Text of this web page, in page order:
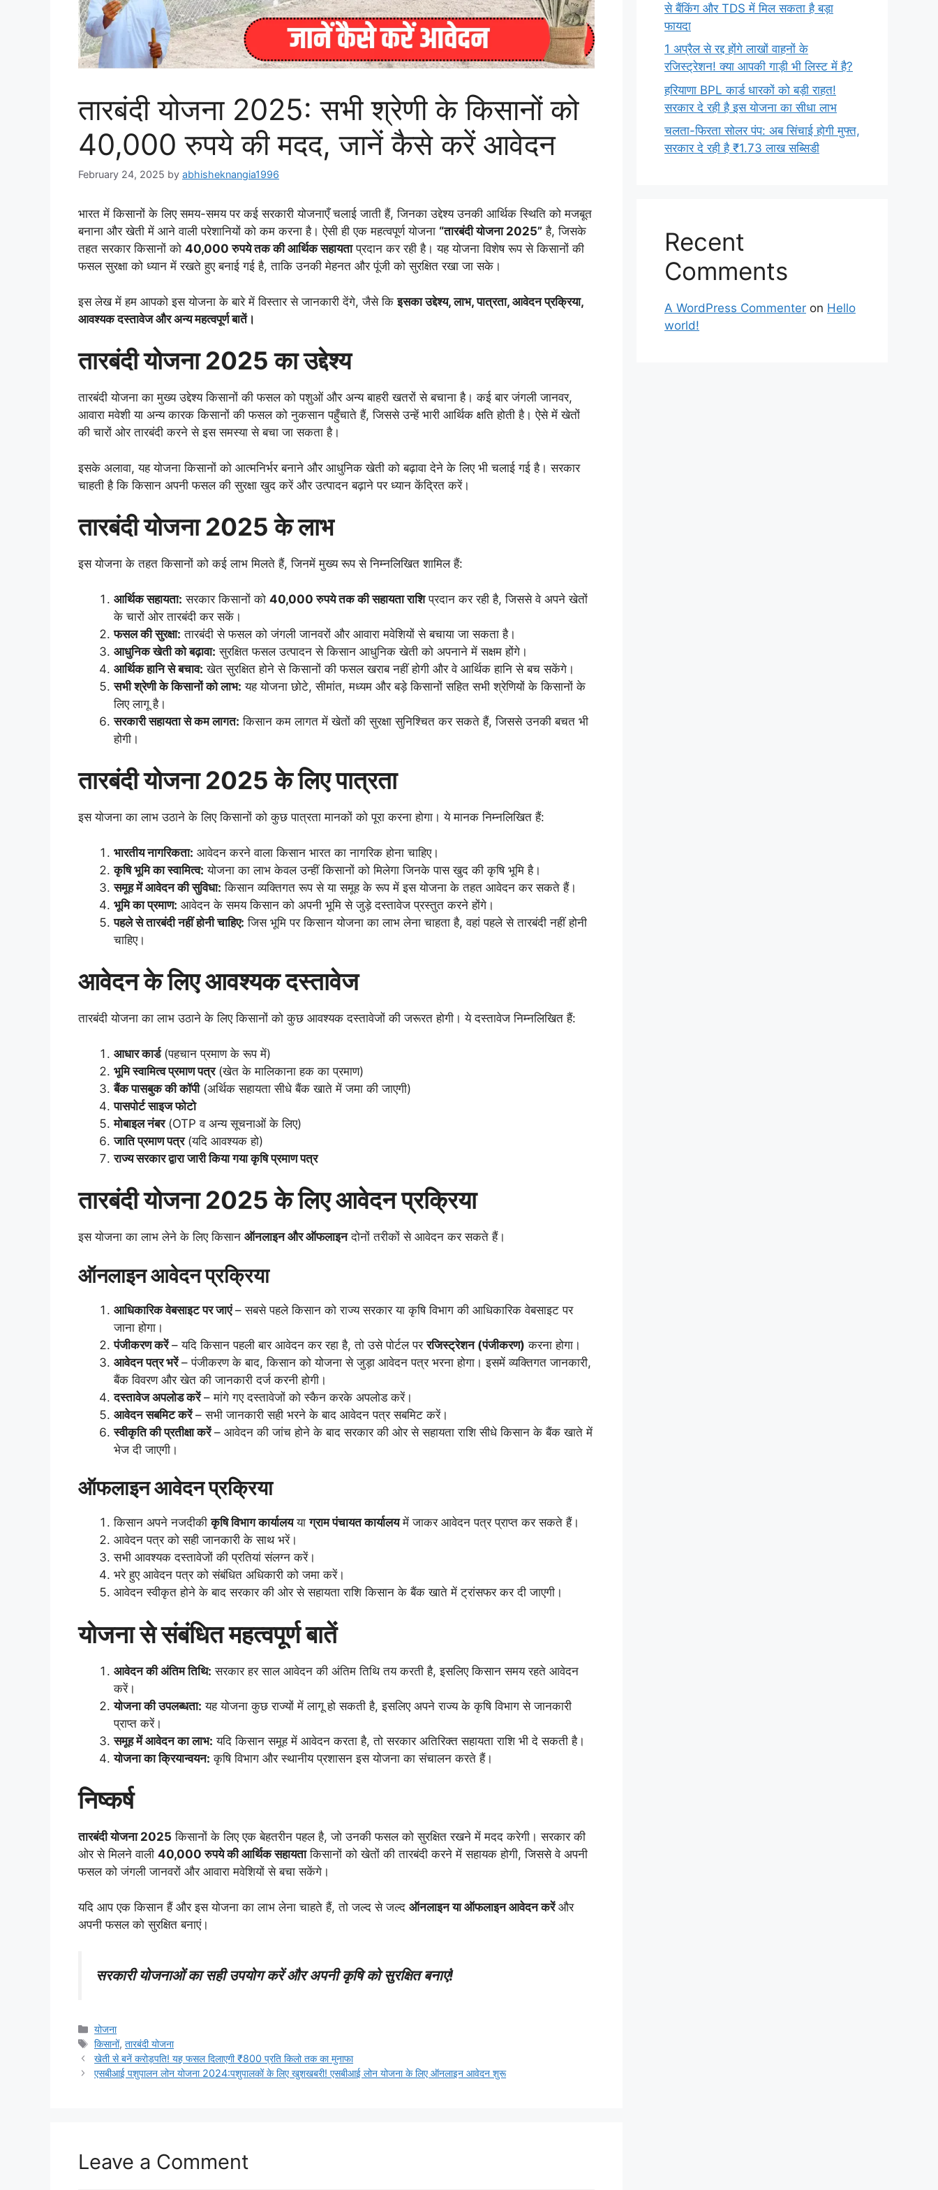
तारबंदी योजना 2025: सभी श्रेणी के किसानों को
40,000 रुपये की मदद, जानें कैसे करें आवेदन
February 24, 2025 by abhisheknangia1996
भारत में किसानों के लिए समय-समय पर कई सरकारी योजनाएँ चलाई जाती हैं, जिनका उद्देश्य उनकी आर्थिक स्थिति को मजबूत
बनाना और खेती में आने वाली परेशानियों को कम करना है। ऐसी ही एक महत्वपूर्ण योजना “तारबंदी योजना 2025” है, जिसके
तहत सरकार किसानों को 40,000 रुपये तक की आर्थिक सहायताप्रदान कर रही है। यह योजना विशेष रूप से किसानों की
फसल सुरक्षा को ध्यान में रखते हुए बनाई गई है, ताकि उनकी मेहनत और पूंजी को सुरक्षित रखा जा सके।
इस लेख में हम आपको इस योजना के बारे में विस्तार से जानकारी देंगे, जैसे किइसका उद्देश्य, लाभ, पात्रता, आवेदन प्रक्रिया,
आवश्यक दस्तावेज और अन्य महत्वपूर्ण बातें।
तारबंदी योजना 2025 का उद्देश्य
तारबंदी योजना का मुख्य उद्देश्य किसानों की फसल को पशुओं और अन्य बाहरी खतरों से बचाना है। कई बार जंगली जानवर,
आवारा मवेशी या अन्य कारक किसानों की फसल को नुकसान पहुँचाते हैं, जिससे उन्हें भारी आर्थिक क्षति होती है। ऐसे में खेतों
की चारों ओर तारबंदी करने से इस समस्या से बचा जा सकता है।
इसके अलावा, यह योजना किसानों को आत्मनिर्भर बनाने और आधुनिक खेती को बढ़ावा देने के लिए भी चलाई गई है। सरकार
चाहती है कि किसान अपनी फसल की सुरक्षा खुद करें और उत्पादन बढ़ाने पर ध्यान केंद्रित करें।
तारबंदी योजना 2025 के लाभ
इस योजना के तहत किसानों को कई लाभ मिलते हैं, जिनमें मुख्य रूप से निम्नलिखित शामिल हैं:
आर्थिक सहायता: सरकार किसानों को 40,000 रुपये तक की सहायता राशिप्रदान कर रही है, जिससे वे अपने खेतों
के चारों ओर तारबंदी कर सकें।
फसल की सुरक्षा: तारबंदी से फसल को जंगली जानवरों और आवारा मवेशियों से बचाया जा सकता है।
आधुनिक खेती को बढ़ावा: सुरक्षित फसल उत्पादन से किसान आधुनिक खेती को अपनाने में सक्षम होंगे।
आर्थिक हानि से बचाव: खेत सुरक्षित होने से किसानों की फसल खराब नहीं होगी और वे आर्थिक हानि से बच सकेंगे।
सभी श्रेणी के किसानों को लाभ: यह योजना छोटे, सीमांत, मध्यम और बड़े किसानों सहित सभी श्रेणियों के किसानों के
लिए लागू है।
सरकारी सहायता से कम लागत: किसान कम लागत में खेतों की सुरक्षा सुनिश्चित कर सकते हैं, जिससे उनकी बचत भी
होगी।
तारबंदी योजना 2025 के लिए पात्रता
इस योजना का लाभ उठाने के लिए किसानों को कुछ पात्रता मानकों को पूरा करना होगा। ये मानक निम्नलिखित हैं:
भारतीय नागरिकता: आवेदन करने वाला किसान भारत का नागरिक होना चाहिए।
कृषि भूमि का स्वामित्व: योजना का लाभ केवल उन्हीं किसानों को मिलेगा जिनके पास खुद की कृषि भूमि है।
समूह में आवेदन की सुविधा: किसान व्यक्तिगत रूप से या समूह के रूप में इस योजना के तहत आवेदन कर सकते हैं।
भूमि का प्रमाण: आवेदन के समय किसान को अपनी भूमि से जुड़े दस्तावेज प्रस्तुत करने होंगे।
पहले से तारबंदी नहीं होनी चाहिए: जिस भूमि पर किसान योजना का लाभ लेना चाहता है, वहां पहले से तारबंदी नहीं होनी
चाहिए।
आवेदन के लिए आवश्यक दस्तावेज
तारबंदी योजना का लाभ उठाने के लिए किसानों को कुछ आवश्यक दस्तावेजों की जरूरत होगी। ये दस्तावेज निम्नलिखित हैं:
आधार कार्ड(पहचान प्रमाण के रूप में)
भूमि स्वामित्व प्रमाण पत्र(खेत के मालिकाना हक का प्रमाण)
बैंक पासबुक की कॉपी(अर्थिक सहायता सीधे बैंक खाते में जमा की जाएगी)
पासपोर्ट साइज फोटो
मोबाइल नंबर(OTP व अन्य सूचनाओं के लिए)
जाति प्रमाण पत्र(यदि आवश्यक हो)
राज्य सरकार द्वारा जारी किया गया कृषि प्रमाण पत्र
तारबंदी योजना 2025 के लिए आवेदन प्रक्रिया
इस योजना का लाभ लेने के लिए किसान ऑनलाइन और ऑफलाइनदोनों तरीकों से आवेदन कर सकते हैं।
ऑनलाइन आवेदन प्रक्रिया
आधिकारिक वेबसाइट पर जाएं– सबसे पहले किसान को राज्य सरकार या कृषि विभाग की आधिकारिक वेबसाइट पर
जाना होगा।
पंजीकरण करें– यदि किसान पहली बार आवेदन कर रहा है, तो उसे पोर्टल पररजिस्ट्रेशन (पंजीकरण) करना होगा।
आवेदन पत्र भरें– पंजीकरण के बाद, किसान को योजना से जुड़ा आवेदन पत्र भरना होगा। इसमें व्यक्तिगत जानकारी,
बैंक विवरण और खेत की जानकारी दर्ज करनी होगी।
दस्तावेज अपलोड करें– मांगे गए दस्तावेजों को स्कैन करके अपलोड करें।
आवेदन सबमिट करें– सभी जानकारी सही भरने के बाद आवेदन पत्र सबमिट करें।
स्वीकृति की प्रतीक्षा करें– आवेदन की जांच होने के बाद सरकार की ओर से सहायता राशि सीधे किसान के बैंक खाते में
भेज दी जाएगी।
ऑफलाइन आवेदन प्रक्रिया
किसान अपने नजदीकीकृषि विभाग कार्यालययाग्राम पंचायत कार्यालयमें जाकर आवेदन पत्र प्राप्त कर सकते हैं।
आवेदन पत्र को सही जानकारी के साथ भरें।
सभी आवश्यक दस्तावेजों की प्रतियां संलग्न करें।
भरे हुए आवेदन पत्र को संबंधित अधिकारी को जमा करें।
आवेदन स्वीकृत होने के बाद सरकार की ओर से सहायता राशि किसान के बैंक खाते में ट्रांसफर कर दी जाएगी।
योजना से संबंधित महत्वपूर्ण बातें
आवेदन की अंतिम तिथि: सरकार हर साल आवेदन की अंतिम तिथि तय करती है, इसलिए किसान समय रहते आवेदन
करें।
योजना की उपलब्धता: यह योजना कुछ राज्यों में लागू हो सकती है, इसलिए अपने राज्य के कृषि विभाग से जानकारी
प्राप्त करें।
समूह में आवेदन का लाभ: यदि किसान समूह में आवेदन करता है, तो सरकार अतिरिक्त सहायता राशि भी दे सकती है।
योजना का क्रियान्वयन: कृषि विभाग और स्थानीय प्रशासन इस योजना का संचालन करते हैं।
निष्कर्ष
तारबंदी योजना 2025 किसानों के लिए एक बेहतरीन पहल है, जो उनकी फसल को सुरक्षित रखने में मदद करेगी। सरकार की
ओर से मिलने वाली 40,000 रुपये की आर्थिक सहायताकिसानों को खेतों की तारबंदी करने में सहायक होगी, जिससे वे अपनी
फसल को जंगली जानवरों और आवारा मवेशियों से बचा सकेंगे।
यदि आप एक किसान हैं और इस योजना का लाभ लेना चाहते हैं, तो जल्द से जल्द ऑनलाइन या ऑफलाइन आवेदन करेंऔर
अपनी फसल को सुरक्षित बनाएं।
सरकारी योजनाओं का सही उपयोग करें और अपनी कृषि को सुरक्षित बनाएं!
Categories
योजना
Tags
किसानों,तारबंदी योजना
खेती से बनें करोड़पति! यह फसल दिलाएगी ₹800 प्रति किलो तक का मुनाफा
एसबीआई पशुपालन लोन योजना 2024:पशुपालकों के लिए खुशखबरी! एसबीआई लोन योजना के लिए ऑनलाइन आवेदन शुरू
Leave a Comment
से बैंकिंग और TDS में मिल सकता है बड़ा
फायदा
1 अप्रैल से रद्द होंगे लाखों वाहनों के
रजिस्ट्रेशन! क्या आपकी गाड़ी भी लिस्ट में है?
हरियाणा BPL कार्ड धारकों को बड़ी राहत!
सरकार दे रही है इस योजना का सीधा लाभ
चलता-फिरता सोलर पंप: अब सिंचाई होगी मुफ्त,
सरकार दे रही है ₹1.73 लाख सब्सिडी
Recent
Comments
A WordPress Commenter on Hello
world!